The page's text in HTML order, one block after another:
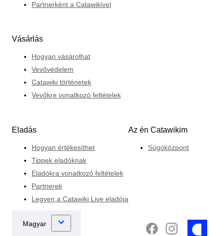
Partnerként a Catawikivel
Vásárlás
Hogyan vásárolhat
Vevővédelem
Catawiki történetek
Vevőkre vonatkozó feltételek
Eladás
Hogyan értékesíthet
Tippek eladóknak
Eladókra vonatkozó feltételek
Partnerek
Legyen a Catawiki Live eladója
Az én Catawikim
Súgóközpont